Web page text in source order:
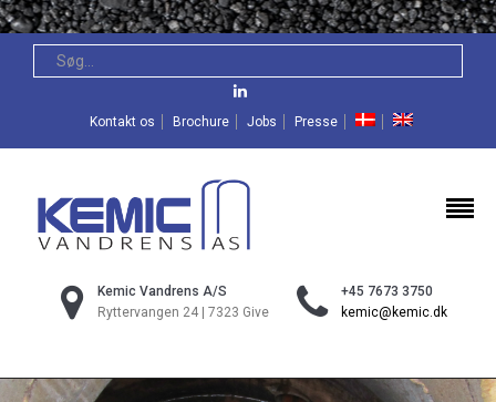
Kontakt os Brochure Jobs Presse
Kemic Vandrens A/S
Ryttervangen 24 | 7323 Give
+45 7673 3750
kemic@kemic.dk